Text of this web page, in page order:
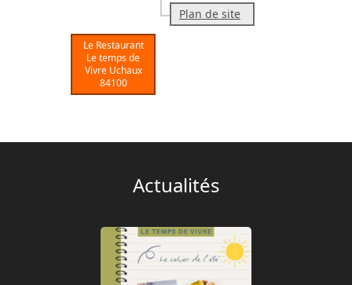
Plan de site
Le Restaurant
Le temps de
Vivre Uchaux
84100
Actualités